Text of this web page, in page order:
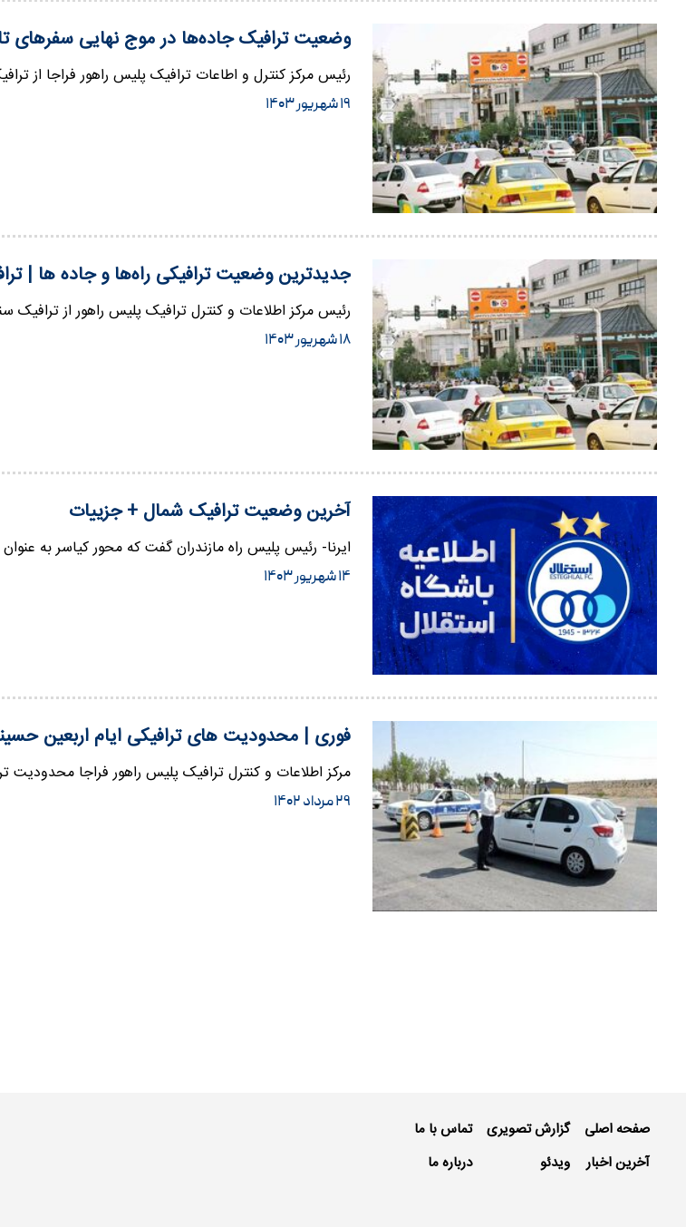
وضعیت ترافیک جاده‌ها در موج نهایی سفرهای
رئیس مرکز کنترل و اطاعات ترافیک پلیس راهور فراجا از
۱۹ شهریور ۱۴۰۳
جدیدترین وضعیت ترافیکی راه‌ها و جاده ها |
رئیس مرکز اطلاعات و کنترل ترافیک پلیس راهور از ترافیک
۱۸ شهریور ۱۴۰۳
آخرین وضعیت ترافیک شمال + جزییات
ایرنا- رئیس پلیس راه مازندران گفت که محور کیاسر به
۱۴ شهریور ۱۴۰۳
فوری | محدودیت های ترافیکی ایام اربعین
مرکز اطلاعات و کنترل ترافیک پلیس راهور فراجا محدودیت
۲۹ مرداد ۱۴۰۲
صفحه اصلی
آخرین اخبار
گزارش تصویری
ویدئو
تماس با ما
درباره ما